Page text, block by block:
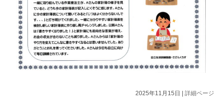
2025年11月15日 | 詳細ページ